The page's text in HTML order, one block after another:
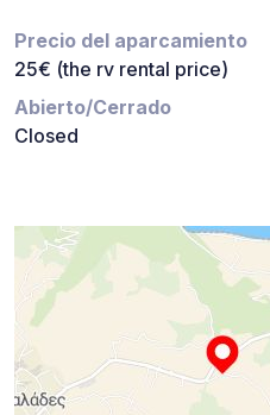
Precio del aparcamiento
25€ (the rv rental price)
Abierto/Cerrado
Closed